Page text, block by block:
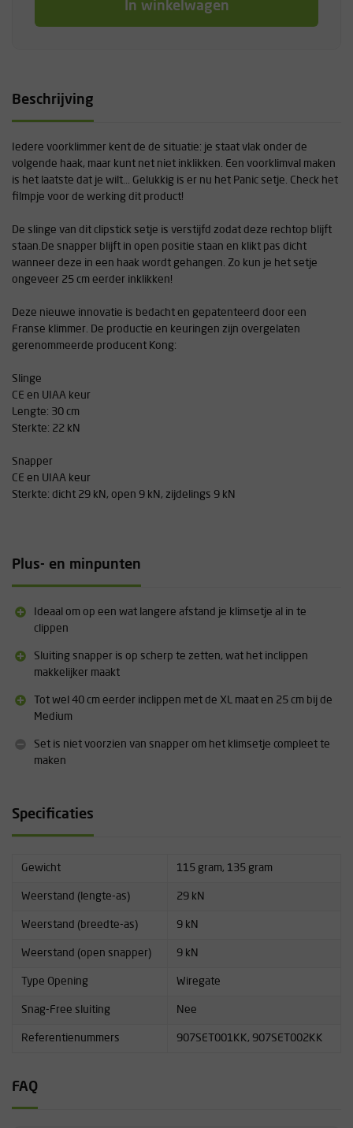
In winkelwagen
Beschrijving
Iedere voorklimmer kent de de situatie: je staat vlak onder de
volgende haak, maar kunt net niet inklikken. Een voorklimval maken
is het laatste dat je wilt... Gelukkig is er nu het Panic setje. Check het
filmpje voor de werking dit product!
De slinge van dit clipstick setje is verstijfd zodat deze rechtop blijft
staan.De snapper blijft in open positie staan en klikt pas dicht
wanneer deze in een haak wordt gehangen. Zo kun je het setje
ongeveer 25 cm eerder inklikken!
Deze nieuwe innovatie is bedacht en gepatenteerd door een
Franse klimmer. De productie en keuringen zijn overgelaten
gerenommeerde producent Kong:
Slinge
CE en UIAA keur
Lengte: 30 cm
Sterkte: 22 kN
Snapper
CE en UIAA keur
Sterkte: dicht 29 kN, open 9 kN, zijdelings 9 kN
Plus- en minpunten
Ideaal om op een wat langere afstand je klimsetje al in te
clippen
Sluiting snapper is op scherp te zetten, wat het inclippen
makkelijker maakt
Tot wel 40 cm eerder inclippen met de XL maat en 25 cm bij de
Medium
Set is niet voorzien van snapper om het klimsetje compleet te
maken
Specificaties
Gewicht 115 gram, 135 gram
Weerstand (lengte-as) 29 kN
Weerstand (breedte-as) 9 kN
Weerstand (open snapper) 9 kN
Type Opening Wiregate
Snag-Free sluiting Nee
Referentienummers 907SET001KK, 907SET002KK
FAQ